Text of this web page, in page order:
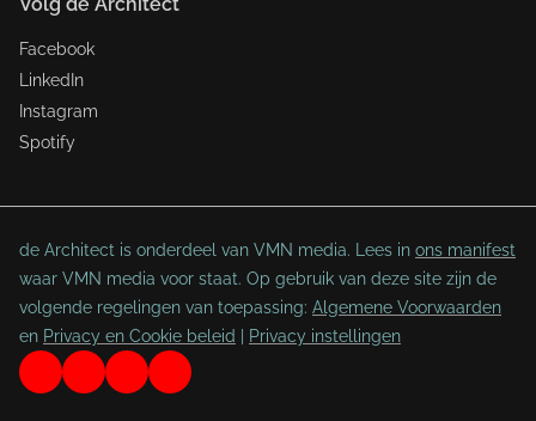
Facebook
LinkedIn
Instagram
Spotify
de Architect is onderdeel van VMN media. Lees in ons manifest
waar VMN media voor staat. Op gebruik van deze site zijn de
volgende regelingen van toepassing: Algemene Voorwaarden
en Privacy en Cookie beleid Privacy instellingen